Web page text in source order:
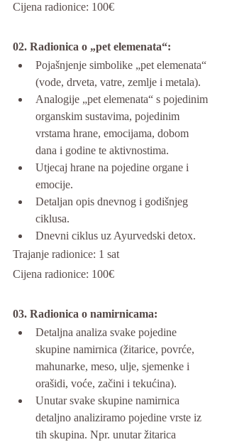
Cijena radionice: 100€
02. Radionica o „pet elemenata“:
Pojašnjenje simbolike „pet elemenata“
(vode, drveta, vatre, zemlje i metala).
Analogije „pet elemenata“ s pojedinim
organskim sustavima, pojedinim
vrstama hrane, emocijama, dobom
dana i godine te aktivnostima.
Utjecaj hrane na pojedine organe i
emocije.
Detaljan opis dnevnog i godišnjeg
ciklusa.
Dnevni ciklus uz Ayurvedski detox.
Trajanje radionice: 1 sat
Cijena radionice: 100€
03. Radionica o namirnicama:
Detaljna analiza svake pojedine
skupine namirnica (žitarice, povrće,
mahunarke, meso, ulje, sjemenke i
orašidi, voće, začini i tekućina).
Unutar svake skupine namirnica
detaljno analiziramo pojedine vrste iz
tih skupina. Npr. unutar žitarica